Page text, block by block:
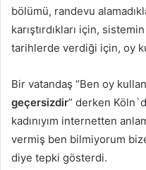
bölümü, randevu
karıştırdıkları için,
tarihlerde verdiği için, oy
Bir vatandaş “Ben oy
geçersizdir” derken
kadınıyım internetten
vermiş ben bilmiyorum
diye tepki gösterdi.